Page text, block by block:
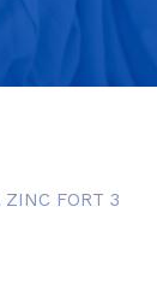
FORT 3